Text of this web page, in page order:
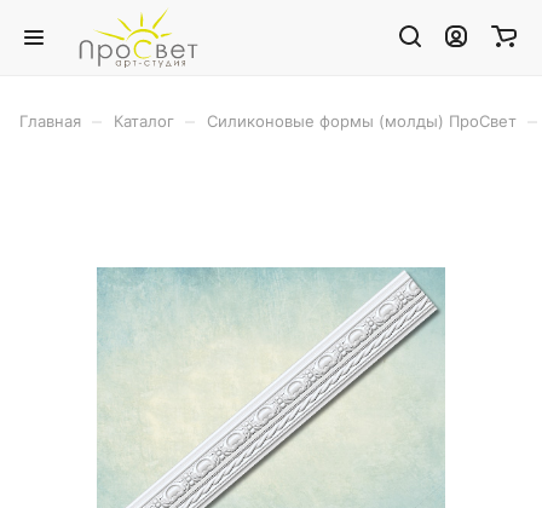
Главная Каталог Силиконовые формы (молды) ПроСвет